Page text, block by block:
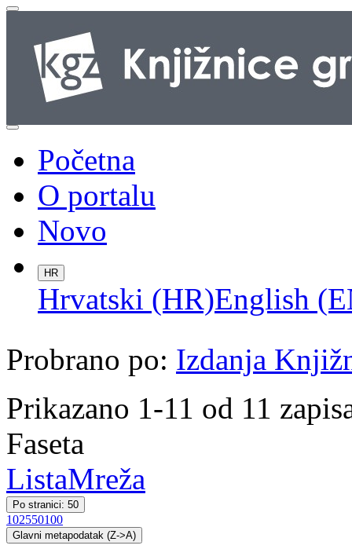
Početna
O portalu
Novo
HR
Hrvatski (HR)English
Probrano po: Izdanja
Prikazano 1-11 od 11
Faseta
ListaMreža
Po stranici: 50
102550100
Glavni metapodatak (Z->A)